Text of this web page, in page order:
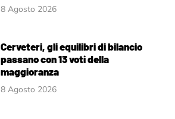
8 Agosto 2026
Cerveteri, gli equilibri di bilancio
passano con 13 voti della
maggioranza
8 Agosto 2026